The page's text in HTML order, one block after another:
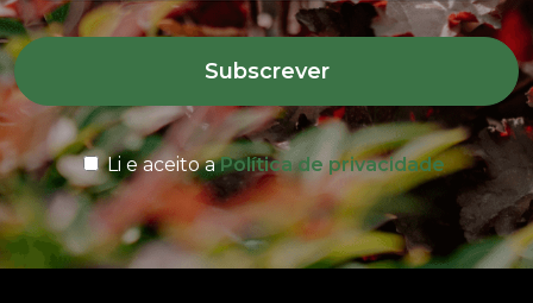
Subscrever
Li e aceito aPolítica de privacidade